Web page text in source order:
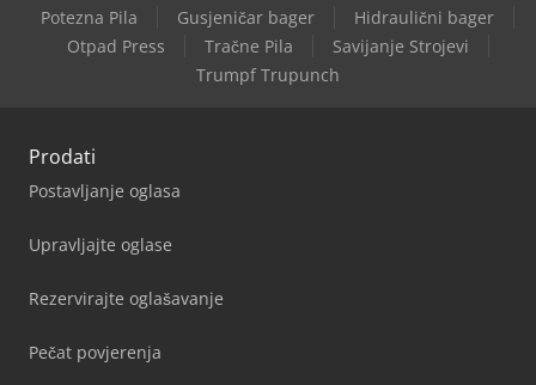
Potezna Pila Gusjeničar bager
Hidraulični bager
Otpad Press
Tračne Pila
Savijanje Strojevi
Trumpf Trupunch
Prodati
Postavljanje oglasa
Upravljajte oglase
Rezervirajte oglašavanje
Pečat povjerenja